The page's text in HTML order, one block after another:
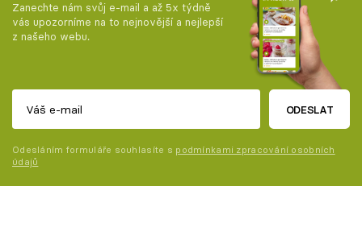
Zanechte nám svůj e-mail a až 5x týdně
vás upozorníme na to nejnovější a nejlepší
z našeho webu.
ODESLAT
Odesláním formuláře souhlasíte s podmínkami zpracování osobních
údajů